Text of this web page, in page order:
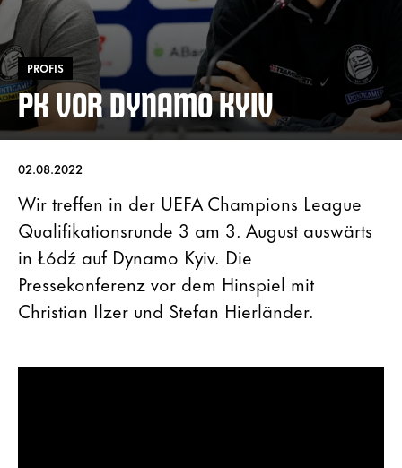
PROFIS
PK VOR DYNAMO KYIV
02.08.2022
Wir treffen in der UEFA Champions League
Qualifikationsrunde 3 am 3. August auswärts
in Łódź auf Dynamo Kyiv. Die
Pressekonferenz vor dem Hinspiel mit
Christian Ilzer und Stefan Hierländer.